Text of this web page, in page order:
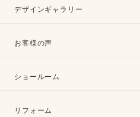
デザインギャラリー
お客様の声
ショールーム
リフォーム